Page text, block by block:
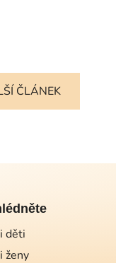
ČLÁNEK
děti
ženy